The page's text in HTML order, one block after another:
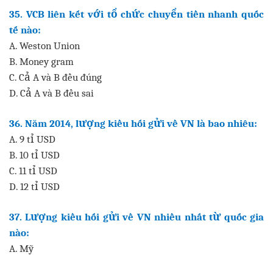
35. VCB liên kết với tổ chức chuyển tiền nhanh quốc
tế nào:
A. Weston Union
B. Money gram
C. Cả A và B đều đúng
D. Cả A và B đều sai
36. Năm 2014, lượng kiều hối gửi về VN là bao nhiêu:
A. 9 tỉ USD
B. 10 tỉ USD
C. 11 tỉ USD
D. 12 tỉ USD
37. Lượng kiều hối gửi về VN nhiều nhất từ quốc gia
nào:
A. Mỹ